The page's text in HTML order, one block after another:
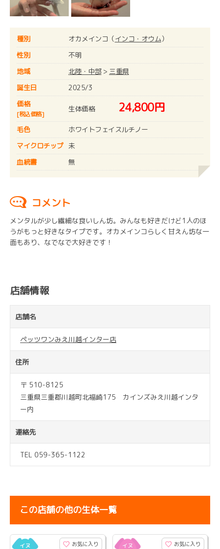
種別 オカメインコ（インコ・オウム）
性別
不明
地域
北陸・中部> 三重県
誕生日
2025/3
価格
[税込価格]
生体価格 24,800円
毛色
ホワイトフェイスルチノー
マイクロチップ
未
血統書
無
コメント
メンタルが少し繊細な食いしん坊。みんなも好きだけど1人のほ
うがもっと好きなタイプです。オカメインコらしく甘えん坊な一
面もあり、なでなで大好きです！
店舗情報
店舗名
ペッツワンみえ川越インター店
住所
〒 510-8125
三重県三重郡川越町北福崎175 カインズみえ川越インタ
ー内
連絡先
TEL 059-365-1122
この店舗の他の生体一覧
お気に入り お気に入り